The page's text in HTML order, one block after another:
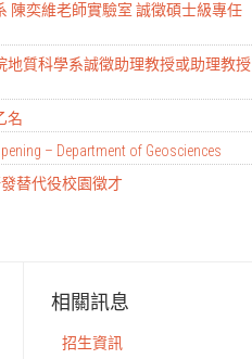
陳奕維老師實驗室 誠徵碩士級專任
地質科學系誠徵助理教授或助理教授
名
– Department of Geosciences
發替代役校園徵才
相關訊息
招生資訊